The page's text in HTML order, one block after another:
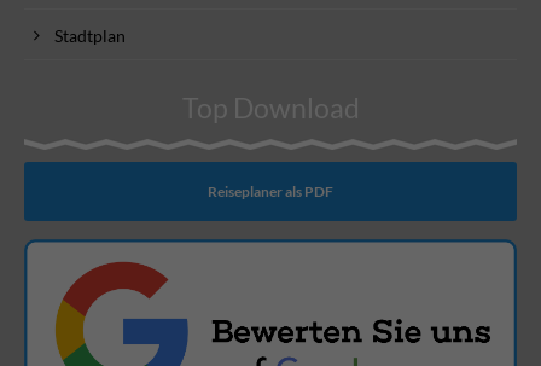
Stadtplan
Top Download
Reiseplaner als PDF